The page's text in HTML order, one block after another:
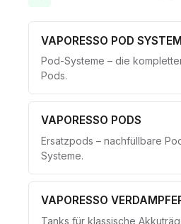
VAPORESSO POD SYSTEM
Pod-Systeme – die
Pods.
VAPORESSO PODS
Ersatzpods – nachfüllbare
Systeme.
VAPORESSO
Tanks für klassische